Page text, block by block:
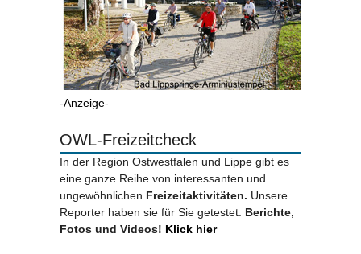
-Anzeige-
OWL-Freizeitcheck
In der Region Ostwestfalen und Lippe gibt es
eine ganze Reihe von interessanten und
ungewöhnlichen Freizeitaktivitäten. Unsere
Reporter haben sie für Sie getestet. Berichte,
Fotos und Videos! Klick hier